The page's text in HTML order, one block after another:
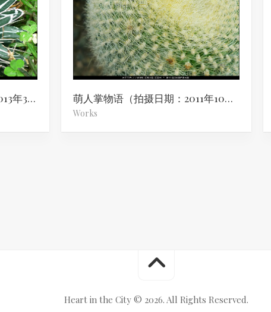
再访仙人掌馆（拍摄日期：2013年3月14日） 萌人掌物语（拍摄日期：2011年10月16日）
Works
Heart in the City © 2026. All Rights Reserved.